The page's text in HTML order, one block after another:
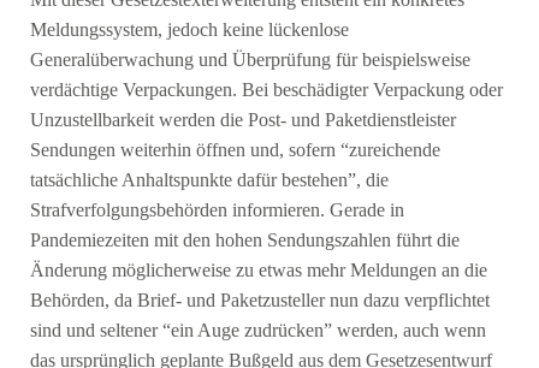
Meldungssystem, jedoch keine lückenlose
Generalüberwachung und Überprüfung für beispielsweise
verdächtige Verpackungen. Bei beschädigter Verpackung oder
Unzustellbarkeit werden die Post- und Paketdienstleister
Sendungen weiterhin öffnen und, sofern “zureichende
tatsächliche Anhaltspunkte dafür bestehen”, die
Strafverfolgungsbehörden informieren. Gerade in
Pandemiezeiten mit den hohen Sendungszahlen führt die
Änderung möglicherweise zu etwas mehr Meldungen an die
Behörden, da Brief- und Paketzusteller nun dazu verpflichtet
sind und seltener “ein Auge zudrücken” werden, auch wenn
das ursprünglich geplante Bußgeld aus dem Gesetzesentwurf